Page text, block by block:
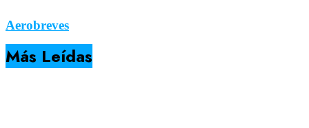
Aerobreves
Más Leídas